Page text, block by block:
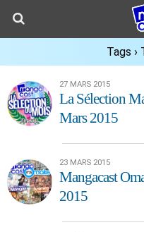
Tags ›
27 MARS 2015
La Sélection
Mars 2015
23 MARS 2015
Mangacast
2015